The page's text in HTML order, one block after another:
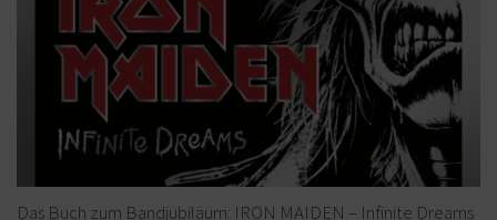
Das Buch zum Bandjubiläum: IRON MAIDEN – Infinite Dreams